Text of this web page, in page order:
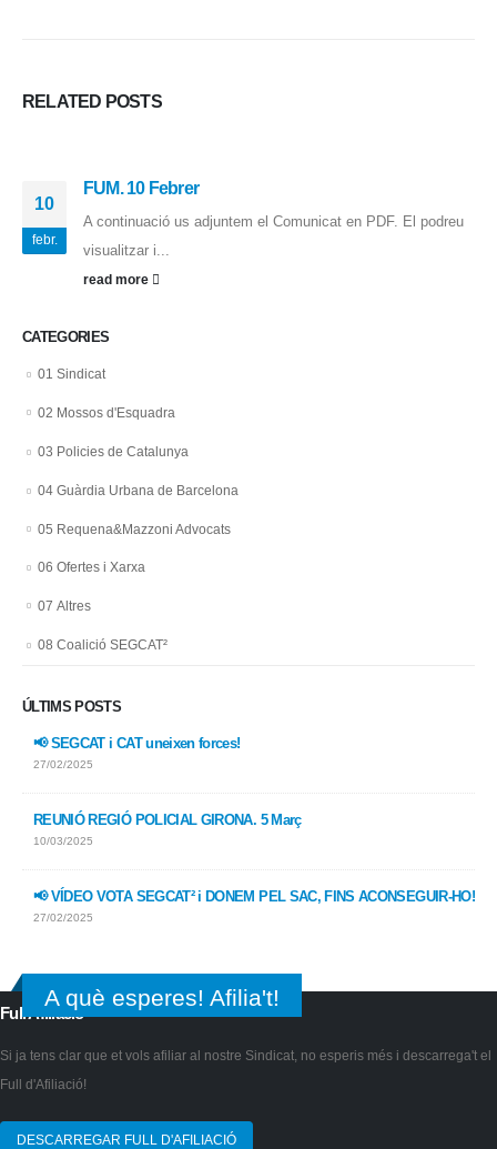
RELATED POSTS
10
febr.
FUM. 10 Febrer
A continuació us adjuntem el Comunicat en PDF. El podreu
visualitzar i...
read more
CATEGORIES
01 Sindicat
02 Mossos d'Esquadra
03 Policies de Catalunya
04 Guàrdia Urbana de Barcelona
05 Requena&Mazzoni Advocats
06 Ofertes i Xarxa
07 Altres
08 Coalició SEGCAT²
ÚLTIMS POSTS
📢 SEGCAT i CAT uneixen forces!
27/02/2025
REUNIÓ REGIÓ POLICIAL GIRONA. 5 Març
10/03/2025
📢 VÍDEO VOTA SEGCAT² i DONEM PEL SAC, FINS ACONSEGUIR-HO!
27/02/2025
A què esperes! Afilia't!
Full Afiliació
Si ja tens clar que et vols afiliar al nostre Sindicat, no esperis més i descarrega't el
Full d'Afiliació!
DESCARREGAR FULL D'AFILIACIÓ